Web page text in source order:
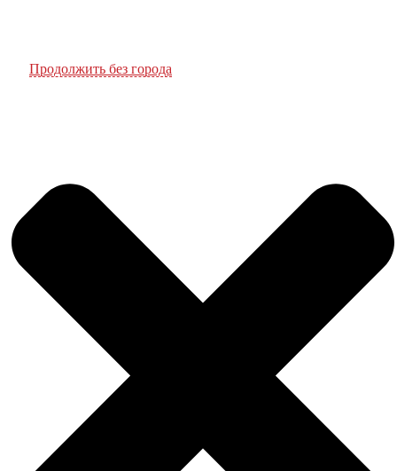
Продолжить без города